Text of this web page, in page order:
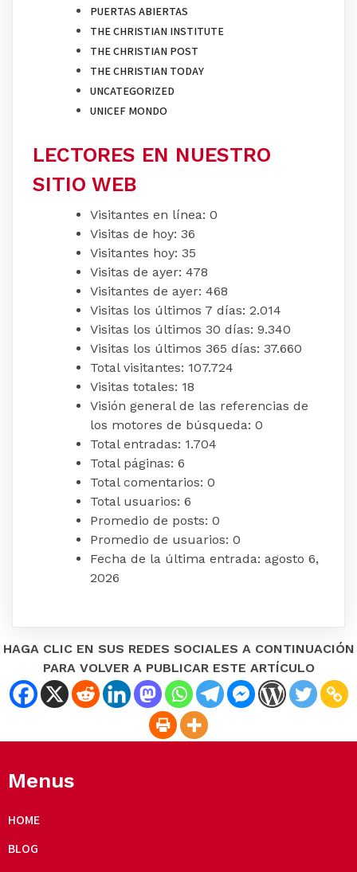
PUERTAS ABIERTAS
THE CHRISTIAN INSTITUTE
THE CHRISTIAN POST
THE CHRISTIAN TODAY
UNCATEGORIZED
UNICEF MONDO
LECTORES EN NUESTRO
SITIO WEB
Visitantes en línea: 0
Visitas de hoy: 36
Visitantes hoy: 35
Visitas de ayer: 478
Visitantes de ayer: 468
Visitas los últimos 7 días: 2.014
Visitas los últimos 30 días: 9.340
Visitas los últimos 365 días: 37.660
Total visitantes: 107.724
Visitas totales: 18
Visión general de las referencias de
los motores de búsqueda: 0
Total entradas: 1.704
Total páginas: 6
Total comentarios: 0
Total usuarios: 6
Promedio de posts: 0
Promedio de usuarios: 0
Fecha de la última entrada: agosto 6,
2026
HAGA CLIC EN SUS REDES SOCIALES A CONTINUACIÓN
PARA VOLVER A PUBLICAR ESTE ARTÍCULO
Menus
HOME
BLOG